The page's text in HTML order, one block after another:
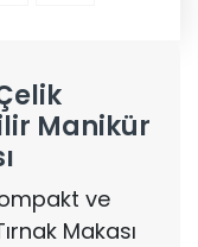
Manikür
ve
Makası